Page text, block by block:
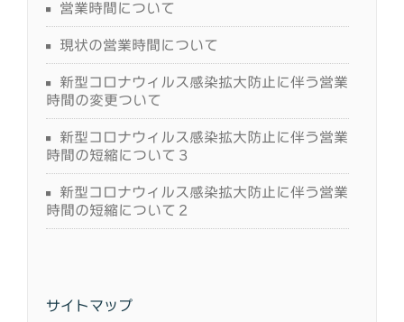
営業時間について
現状の営業時間について
新型コロナウィルス感染拡大防止に伴う営業
時間の変更ついて
新型コロナウィルス感染拡大防止に伴う営業
時間の短縮について３
新型コロナウィルス感染拡大防止に伴う営業
時間の短縮について２
サイトマップ